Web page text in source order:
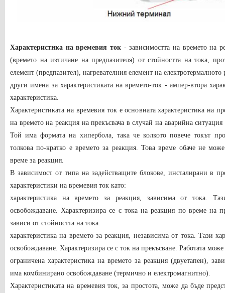
Характеристика на времевия ток - зависимостта на времето на
(времето на изтичане на предпазителя) от стойността на тока,
елемент (предпазител), нагревателния елемент на
други имена за характеристиката на времето-ток - ампер-втора
характеристика.
Характеристиката на времевия ток е основната характеристика на
на времето на реакция на прекъсвача в случай на аварийна ситуация
Той има формата на хипербола, така че колкото повече токът
толкова по-кратко е времето за реакция. Това време обаче не
време за реакция.
В зависимост от типа на задействащите блокове, инсталирани в
характеристики на времевия ток като:
характеристика на времето за реакция, зависима от тока.
освобождаване. Характеризира се с тока на реакция по време на
зависи от стойността на тока.
характеристика на времето за реакция, независима от тока. Тази
освобождаване. Характеризира се с ток на прекъсване. Работата
ограничена характеристика на времето за реакция (двуетапен),
има комбинирано освобождаване (термично и електромагнитно).
Характеристиката на времевия ток, за простота, може да бъде